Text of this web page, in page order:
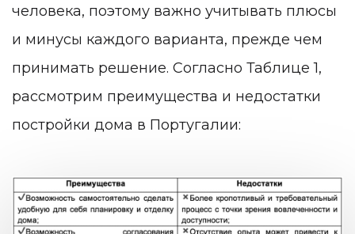
человека, поэтому важно учитывать плюсы
и минусы каждого варианта, прежде чем
принимать решение. Согласно Таблице 1,
рассмотрим преимущества и недостатки
постройки дома в Португалии: